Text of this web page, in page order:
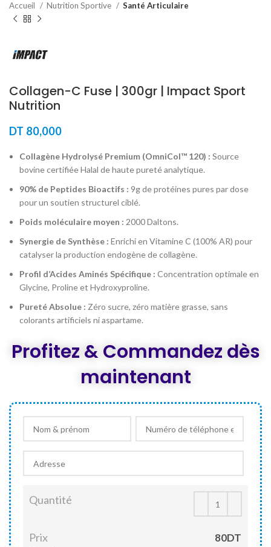
Accueil Nutrition Sportive Santé Articulaire
Collagen-C Fuse | 300gr | Impact Sport
Nutrition
DT 80,000
Collagène Hydrolysé Premium (OmniCol™ 120) : Source
bovine certifiée Halal de haute pureté analytique.
90% de Peptides Bioactifs : 9g de protéines pures par dose
pour un soutien structurel ciblé.
Poids moléculaire moyen : 2000 Daltons.
Synergie de Synthèse : Enrichi en Vitamine C (100% AR) pour
catalyser la production endogène de collagène.
Profil d’Acides Aminés Spécifique : Concentration optimale en
Glycine, Proline et Hydroxyproline.
Pureté Absolue : Zéro sucre, zéro matière grasse, sans
colorants artificiels ni aspartame.
Profitez & Commandez dès
maintenant
Quantité
Prix 80DT